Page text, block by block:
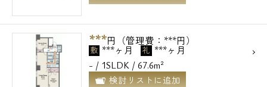
***円（管理費：***円）
敷 ***ヶ月 礼 ***ヶ月
- / 1SLDK / 67.6m²
検討リストに追加
電話でお問い合わせ